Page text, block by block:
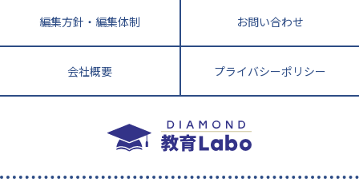
編集方針・編集体制 お問い合わせ
会社概要 プライバシーポリシー